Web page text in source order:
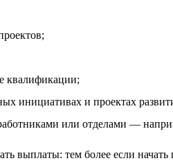
квалификации;
инициативах и проектах
или отделами —
выплаты: тем более если